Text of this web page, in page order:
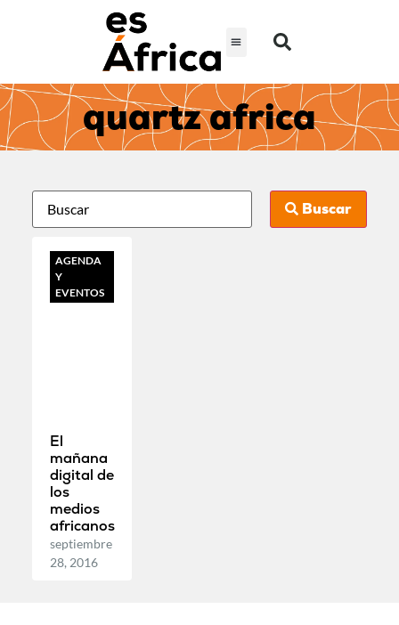
quartz africa
Buscar
AGENDA
Y
EVENTOS
El
mañana
digital de
los
medios
africanos
septiembre
28, 2016